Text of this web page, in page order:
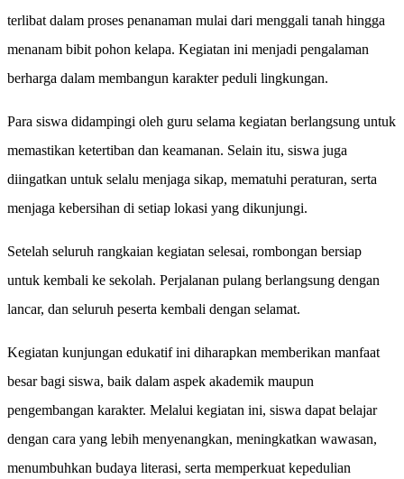
terlibat dalam proses penanaman mulai dari menggali tanah hingga
menanam bibit pohon kelapa. Kegiatan ini menjadi pengalaman
berharga dalam membangun karakter peduli lingkungan.
Para siswa didampingi oleh guru selama kegiatan berlangsung untuk
memastikan ketertiban dan keamanan. Selain itu, siswa juga
diingatkan untuk selalu menjaga sikap, mematuhi peraturan, serta
menjaga kebersihan di setiap lokasi yang dikunjungi.
Setelah seluruh rangkaian kegiatan selesai, rombongan bersiap
untuk kembali ke sekolah. Perjalanan pulang berlangsung dengan
lancar, dan seluruh peserta kembali dengan selamat.
Kegiatan kunjungan edukatif ini diharapkan memberikan manfaat
besar bagi siswa, baik dalam aspek akademik maupun
pengembangan karakter. Melalui kegiatan ini, siswa dapat belajar
dengan cara yang lebih menyenangkan, meningkatkan wawasan,
menumbuhkan budaya literasi, serta memperkuat kepedulian